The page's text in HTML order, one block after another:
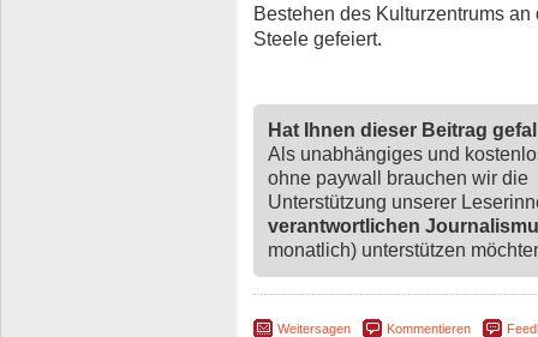
Bestehen des Kulturzentrums
Steele gefeiert.
Hat Ihnen dieser Beitrag
Als unabhängiges und
ohne paywall brauchen wir die
Unterstützung unserer
verantwortlichen
monatlich) unterstützen
Weitersagen Kommentieren